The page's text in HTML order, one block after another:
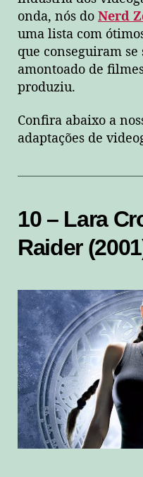
onda, nós do Nerd
uma lista com
que conseguiram se
amontoado de
produziu.
Confira abaixo a
adaptações de
10 – Lara
Raider